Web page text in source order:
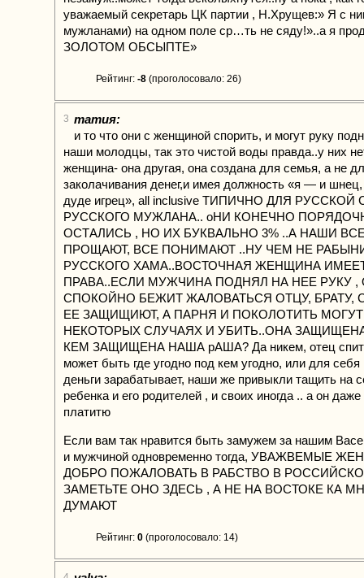
уважаемый секретарь ЦК партии , Н.Хрущев:» Я с
мужланами) на одном поле ср…ть не сяду!»..а я
ЗОЛОТОМ ОБСЫПТЕ»
Рейтинг: -8 (проголосовало: 26)
3 татия:
и то что они с женщиной спорить, и могут руку
наши молодцы, так это чистой воды правда..у них
женщина- она другая, она создана для семья, а не
заколачивания денег,и имея должность «я — и
дуде игрец», all inclusive ТИПИЧНО ДЛЯ
РУССКОГО МУЖЛАНА.. оНИ КОНЕЧНО
ОСТАЛИСЬ , НО ИХ БУКВАЛЬНО 3% ..А НАШИ
ПРОЩАЮТ, ВСЕ ПОНИМАЮТ ..НУ ЧЕМ НЕ
РУССКОГО ХАМА..ВОСТОЧНАЯ ЖЕНЩИНА
ПРАВА..ЕСЛИ МУЖЧИНА ПОДНЯЛ НА НЕЕ РУКУ ,
СПОКОЙНО БЕЖИТ ЖАЛОВАТЬСЯ ОТЦУ, БРАТУ,
ЕЕ ЗАЩИЩИЮТ, А ПАРНЯ И ПОКОЛОТИТЬ
НЕКОТОРЫХ СЛУЧАЯХ И УБИТЬ..ОНА
КЕМ ЗАЩИЩЕНА НАША рАША? Да никем, отец спит
может быть где угодно под кем угодно, или для себя
деньги зарабатывает, наши же привыкли тащить на
ребенка и его родителей , и своих иногда .. а он
платитю
Если вам так нравится быть замужем за нашим
и мужчиной одновременно тогда, УВАЖВЕМЫЕ
ДОБРО ПОЖАЛОВАТЬ В РАБСТВО В
ЗАМЕТЬТЕ ОНО ЗДЕСЬ , А НЕ НА ВОСТОКЕ КА
ДУМАЮТ
Рейтинг: 0 (проголосовало: 14)